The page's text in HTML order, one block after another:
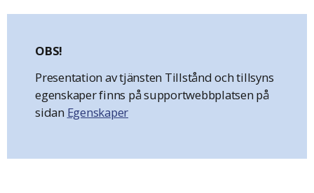
OBS!
Presentation av tjänsten Tillstånd och tillsyns
egenskaper finns på supportwebbplatsen på
sidan Egenskaper